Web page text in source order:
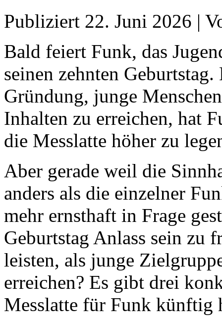
Publiziert 22. Juni 2026 |
Bald feiert Funk, das
seinen zehnten
Gründung, junge
Inhalten zu erreichen, hat
die Messlatte höher zu
Aber gerade weil die
anders als die einzelner
mehr ernsthaft in Frage
Geburtstag Anlass sein zu
leisten, als junge
erreichen? Es gibt drei
Messlatte für Funk künftig